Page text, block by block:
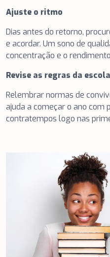
Ajuste o ritmo
Dias antes do retorno,
e acordar. Um sono de
concentração e o
Revise as regras da escola
Relembrar normas de
ajuda a começar o ano com
contratempos logo nas